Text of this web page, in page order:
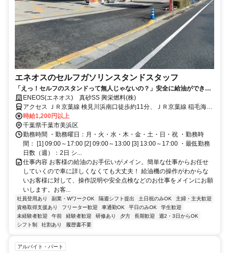
エネオスのセルフガソリンスタンドスタッフ
「えっ！セルフのスタンドって無人じゃないの？」安全に給油ができて
いるのは、私たちのおかげなんです。
ENEOS(エネオス) 真砂SS 興栄燃料(株)
アクセス ＪＲ京葉線 検見川浜南口徒歩約11分、ＪＲ京葉線 稲毛海岸
北口徒歩約13分
時給1,200円以上
千葉県千葉市美浜区
勤務時間 ・勤務曜日：月・火・水・木・金・土・日・祝 ・勤務時
間： [1] 09:00～17:00 [2] 09:00～13:00 [3] 13:00～17:00 ・最低勤務
日数（週）：2日 シ...
仕事内容 お客様の給油のお手伝いがメイン。簡単な仕事からお任せ
していくので車に詳しくなくても大丈夫！ 給油機の操作がわからな
いお客様に対して、操作説明や安全点検などのお仕事をメインにお願
いします。お客...
社員登用あり 副業・WワークOK 隔週シフト提出 土日祝のみOK
主婦・主夫歓迎
資格取得支援あり
フリーター歓迎 車通勤OK 平日のみOK
学生歓迎
未経験者歓迎
午前 経験者歓迎 研修あり 夕方 長期歓迎
週2・3日からOK
シフト制
社割あり 履歴書不要
アルバイト・パート